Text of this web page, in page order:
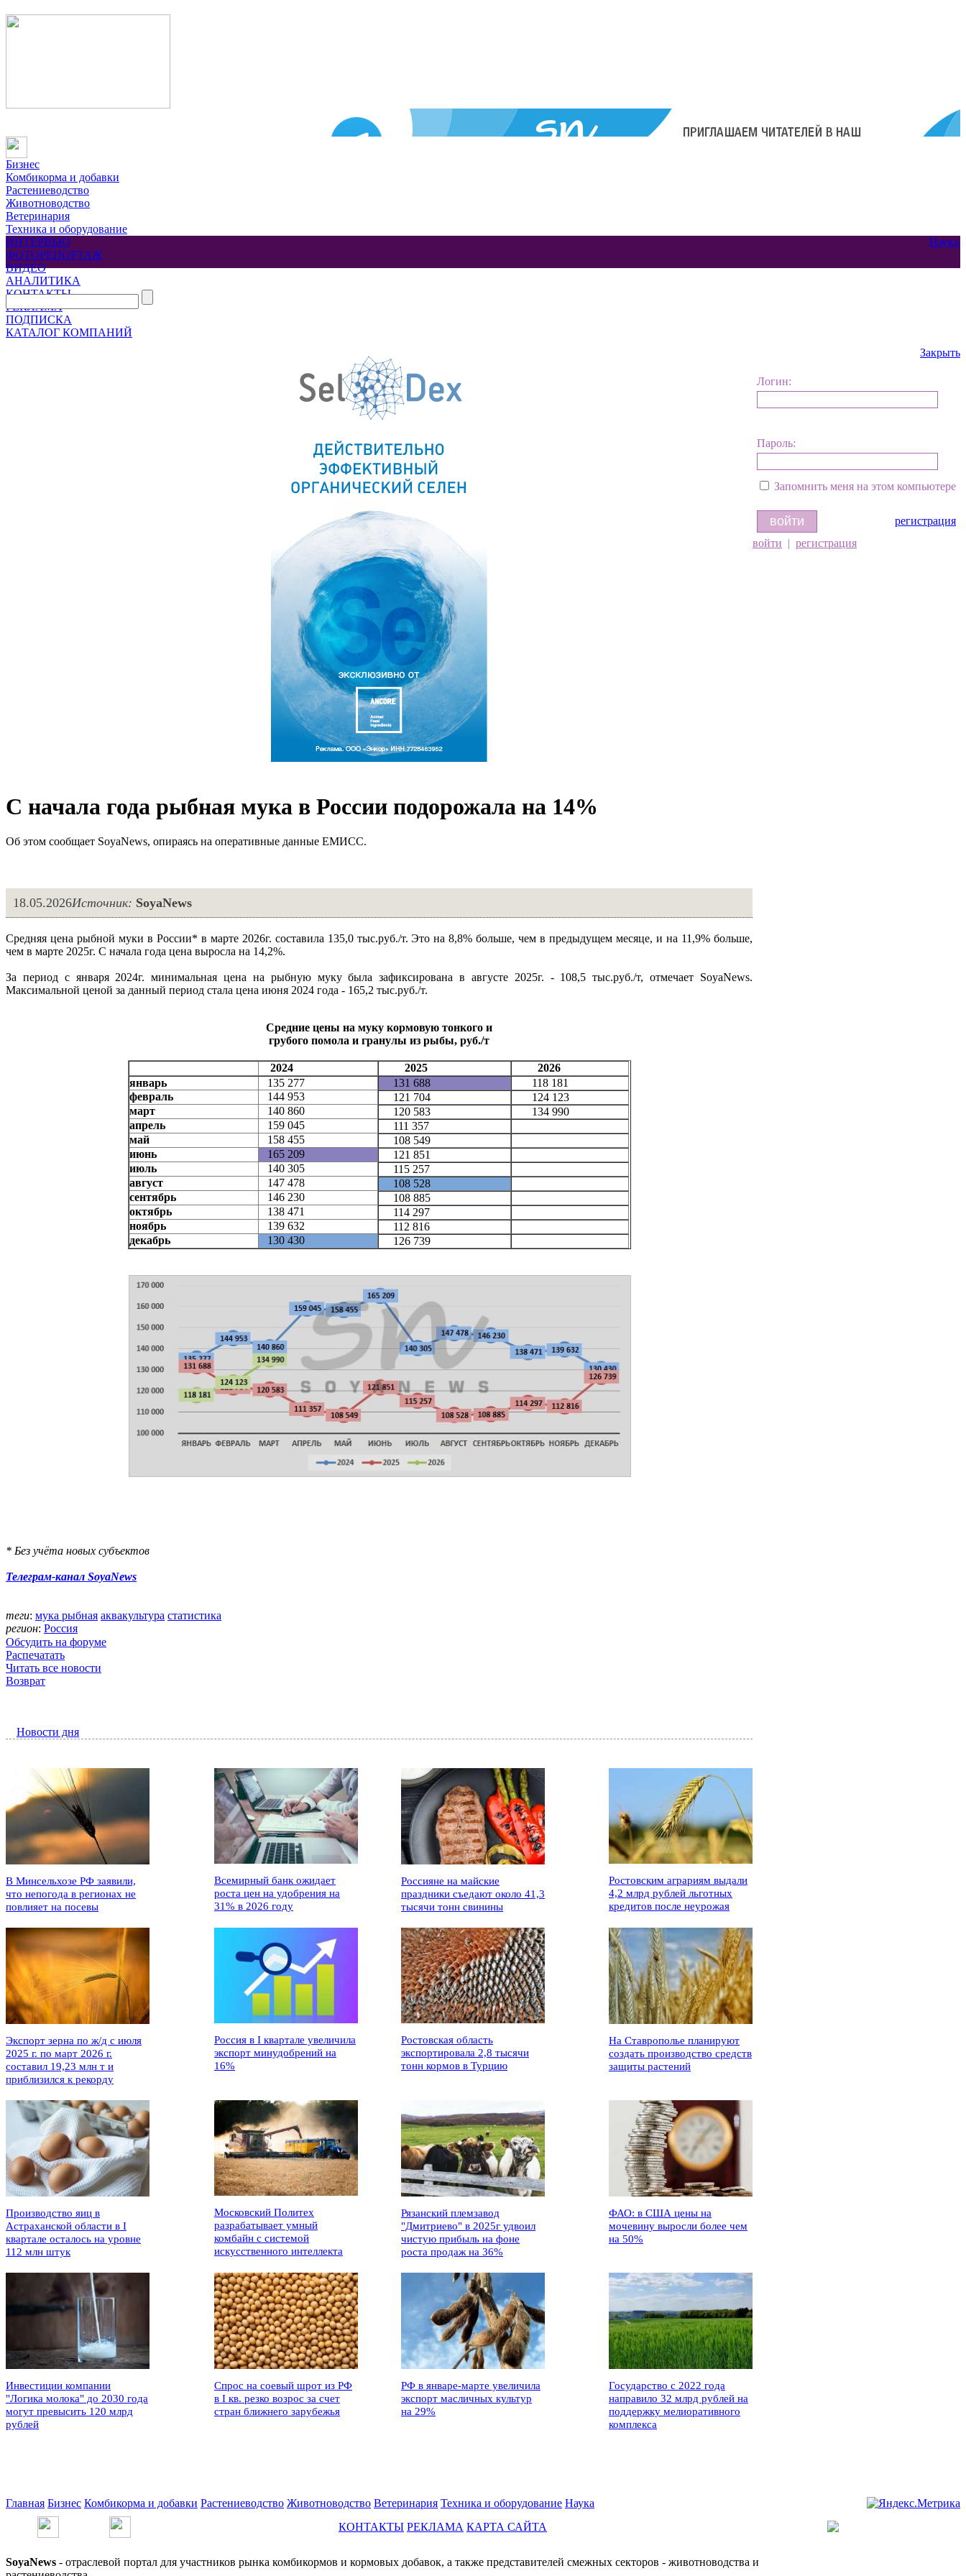
Бизнес
Комбикорма и добавки
Растениеводство
Животноводство
Ветеринария
Техника и оборудование
Наука
ИНТЕРВЬЮ
ФОТОРЕПОРТАЖ
ВИДЕО
АНАЛИТИКА
КОНТАКТЫ
РЕКЛАМА
ПОДПИСКА
КАТАЛОГ КОМПАНИЙ
Закрыть
Логин:
Пароль:
Запомнить меня на этом компьютере
регистрация
войти | регистрация
С начала года рыбная мука в России подорожала на 14%
Об этом сообщает SoyaNews, опираясь на оперативные данные ЕМИСС.
18.05.2026Источник: SoyaNews
Средняя цена рыбной муки в России* в марте 2026г. составила 135,0 тыс.руб./т. Это на 8,8% больше, чем в предыдущем месяце, и на 11,9% больше,
чем в марте 2025г. С начала года цена выросла на 14,2%.
За период с января 2024г. минимальная цена на рыбную муку была зафиксирована в августе 2025г. - 108,5 тыс.руб./т, отмечает SoyaNews.
Максимальной ценой за данный период стала цена июня 2024 года - 165,2 тыс.руб./т.
Средние цены на муку кормовую тонкого и
грубого помола и гранулы из рыбы, руб./т
2024 2025
2026
январь
135 277 131 688
118 181
февраль
144 953 121 704
124 123
март
140 860 120 583
134 990
апрель
159 045
111 357
май
158 455
108 549
июнь
165 209
121 851
июль
140 305
115 257
август
147 478
108 528
сентябрь
146 230
108 885
октябрь
138 471
114 297
ноябрь
139 632
112 816
декабрь
130 430 126 739
* Без учёта новых субъектов
Телеграм-канал SoyaNews
теги: мука рыбная аквакультура статистика
регион: Россия
Обсудить на форуме
Распечатать
Читать все новости
Возврат
Новости дня
В Минсельхозе РФ заявили,
что непогода в регионах не
повлияет на посевы
Всемирный банк ожидает
роста цен на удобрения на
31% в 2026 году
Россияне на майские
праздники съедают около 41,3
тысячи тонн свинины
Ростовским аграриям выдали
4,2 млрд рублей льготных
кредитов после неурожая
Экспорт зерна по ж/д с июля
2025 г. по март 2026 г.
составил 19,23 млн т и
приблизился к рекорду
Россия в I квартале увеличила
экспорт минудобрений на
16%
Ростовская область
экспортировала 2,8 тысячи
тонн кормов в Турцию
На Ставрополье планируют
создать производство средств
защиты растений
Производство яиц в
Астраханской области в I
квартале осталось на уровне
112 млн штук
Московский Политех
разрабатывает умный
комбайн с системой
искусственного интеллекта
Рязанский племзавод
"Дмитриево" в 2025г удвоил
чистую прибыль на фоне
роста продаж на 36%
ФАО: в США цены на
мочевину выросли более чем
на 50%
Инвестиции компании
"Логика молока" до 2030 года
могут превысить 120 млрд
рублей
Спрос на соевый шрот из РФ
в I кв. резко возрос за счет
стран ближнего зарубежья
РФ в январе-марте увеличила
экспорт масличных культур
на 29%
Государство с 2022 года
направило 32 млрд рублей на
поддержку мелиоративного
комплекса
Главная Бизнес Комбикорма и добавки Растениеводство Животноводство Ветеринария Техника и оборудование Наука
КОНТАКТЫ РЕКЛАМА КАРТА САЙТА
SoyaNews - отраслевой портал для участников рынка комбикормов и кормовых добавок, а также представителей смежных секторов - животноводства и